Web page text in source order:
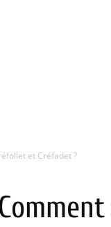
et Créfadet ?